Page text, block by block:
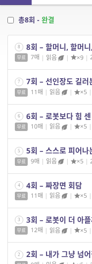
총8회 - 완결
8 8회 – 할머니, 할머
무료 7매 | 읽음 | ×9 |
7 7회 – 선인장도 길러
무료 11매 | 읽음 | ×5 |
6 6회 – 로봇보다 힘
무료 10매 | 읽음 | ×5 |
5 5회 – 스스로 피어나
무료 9매 | 읽음 | ×5 |
4 4회 – 짜장면 회담
무료 11매 | 읽음 | ×5 |
3 3회 – 로봇이 더 아
무료 12매 | 읽음 | ×5 |
2 2회 – 내가 그냥 넘